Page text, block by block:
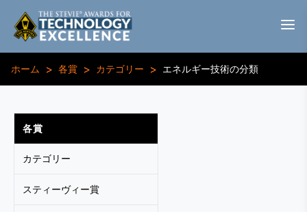
ホーム > 各賞 > カテゴリー > エネルギー技術の分類
各賞
カテゴリー
スティーヴィー賞